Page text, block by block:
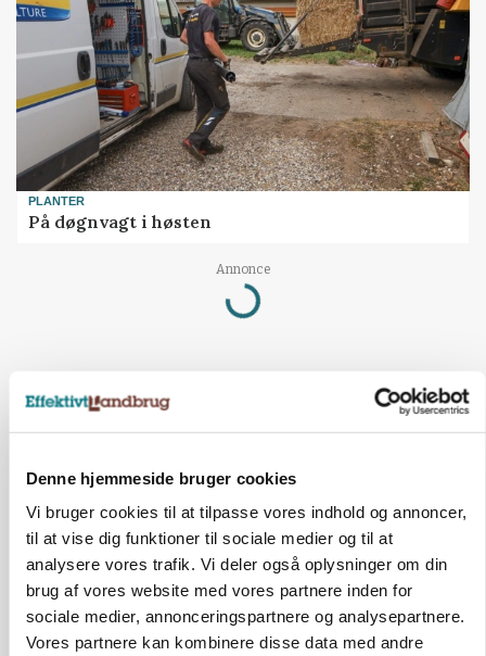
Denne hjemmeside bruger cookies
Vi bruger cookies til at tilpasse vores indhold og annoncer,
til at vise dig funktioner til sociale medier og til at
analysere vores trafik. Vi deler også oplysninger om din
brug af vores website med vores partnere inden for
sociale medier, annonceringspartnere og analysepartnere.
Vores partnere kan kombinere disse data med andre
PLANTER
På døgnvagt i høsten
Annonce
Loading...
GRISE